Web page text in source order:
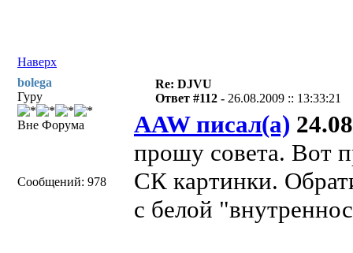
Наверх
bolega
Гуру
Вне Форума
Сообщений: 978
Re: DJVU
Ответ #112 - 26.08.2009 :: 13:33:21
AAW писал(а)
прошу совета. Вот
СК картинки.
с белой